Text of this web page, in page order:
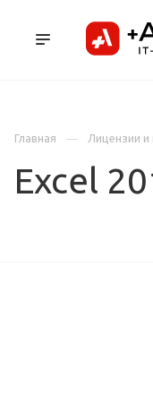
Главная
Лицензии и
Excel